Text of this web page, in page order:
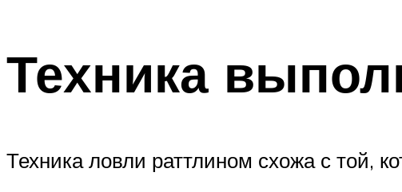
Техника
Техника ловли раттлином схожа с той,